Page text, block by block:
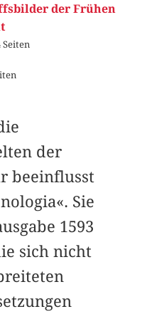
der Frühen
Seiten
der
beeinflusst
Sie
1593
sich nicht